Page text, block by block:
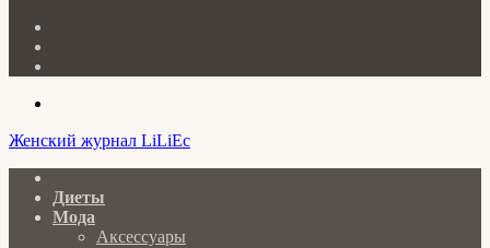
Женский журнал LiLiEc
Диеты
Мода
Аксессуары